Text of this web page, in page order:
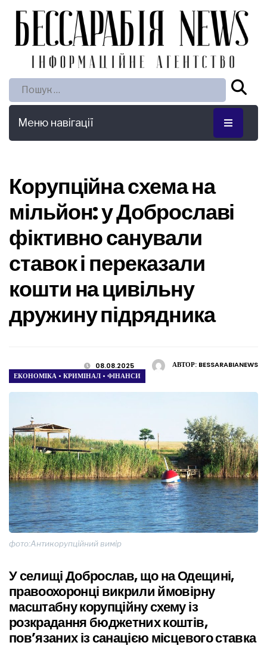
Пошук:
Меню навігації
Корупційна схема на
мільйон: у Доброславі
фіктивно санували
ставок і переказали
кошти на цивільну
дружину підрядника
АВТОР: BESSARABIANEWS
08.08.2025
ЕКОНОМІКА • КРИМІНАЛ • ФІНАНСИ
фото:Антикорупційний вимір
У селищі Доброслав, що на Одещині,
правоохоронці викрили ймовірну
масштабну корупційну схему із
розкрадання бюджетних коштів,
пов’язаних із санацією місцевого ставка